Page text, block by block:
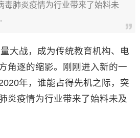
毒肺炎疫情为行业带来了始料未
战，成为传统教育机构、电
角逐的缩影。刚刚进入新的一
年，谁能占得先机之际，突
炎疫情为行业带来了始料未及